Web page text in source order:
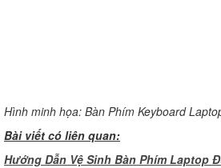
Hình minh họa: Bàn Phím Keyboard
Bài viết có liên quan:
Hướng Dẫn Vệ Sinh Bàn Phím Laptop